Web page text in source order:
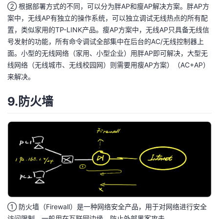
② 根据部署方式的不同，可以分为胖AP和瘦AP解决方案。胖AP方
案中，无线AP有独立的操作系统，可以独立调试无线热点的所有配
置，类似家用的TP-LINK产品。瘦AP方案中，无线AP只具备无线信
号发射的功能，所有命令调试全部集中在后台的AC/无线控制器上
面。小型的无线网络（家用、小型企业）用胖AP即可解决，大型无
线网络（无线城市、无线校园网）则需要用瘦AP方案）（AC+AP）
来解决。
9.防火墙
① 防火墙（Firewall）是一种网络安全产品，用于对网络进行安全